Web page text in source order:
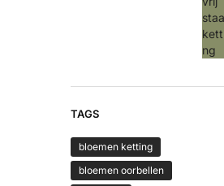
TAGS
bloemen ketting
bloemen oorbellen